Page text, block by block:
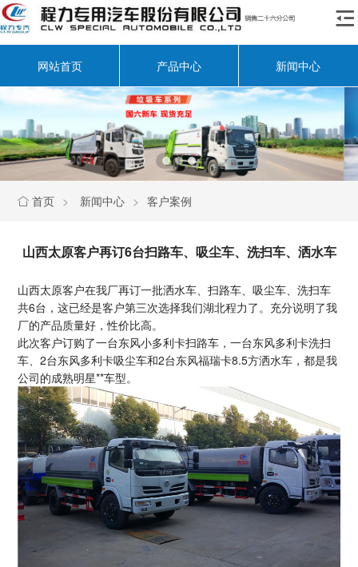

网站首页 产品中心 新闻中心
 首页 > 新闻中心 > 客户案例
山西太原客户再订6台扫路车、吸尘车、洗扫车、洒水车
山西太原客户在我厂再订一批洒水车、扫路车、吸尘车、洗扫车
共6台，这已经是客户第三次选择我们湖北程力了。充分说明了我
厂的产品质量好，性价比高。
此次客户订购了一台东风小多利卡扫路车，一台东风多利卡洗扫
车、2台东风多利卡吸尘车和2台东风福瑞卡8.5方洒水车，都是我
公司的成熟明星**车型。